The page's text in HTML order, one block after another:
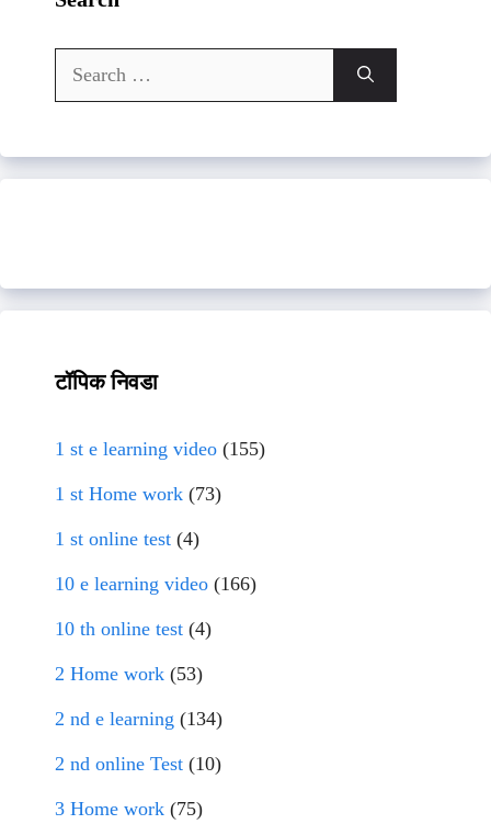
Search
for:
टॉपिक निवडा
1 st e learning video (155)
1 st Home work (73)
1 st online test (4)
10 e learning video (166)
10 th online test (4)
2 Home work (53)
2 nd e learning (134)
2 nd online Test (10)
3 Home work (75)